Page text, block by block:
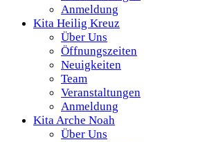
Anmeldung
Kita Heilig Kreuz
Über Uns
Öffnungszeiten
Neuigkeiten
Team
Veranstaltungen
Anmeldung
Kita Arche Noah
Über Uns